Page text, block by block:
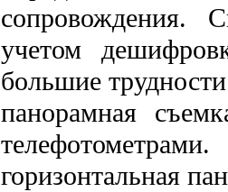
сопровождения.
учетом
большие
панорамная
горизонтальная